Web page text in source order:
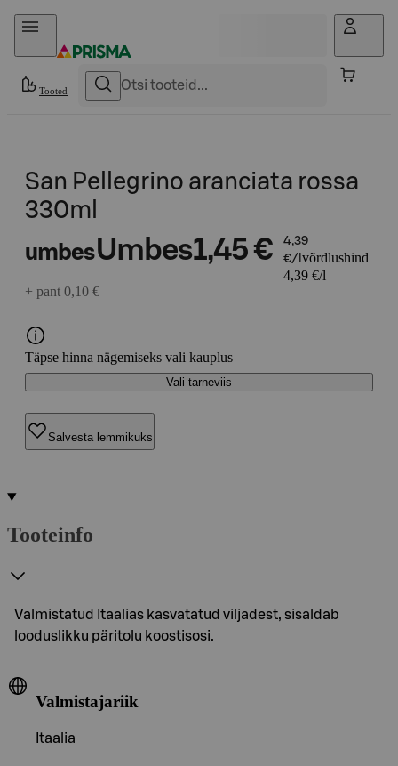
Otse sisu juurde
Tooted
San Pellegrino aranciata rossa
330ml
umbesUmbes1,45 €
4,39
€/l võrdlushind
4,39 €/l
+ pant 0,10 €
Täpse hinna nägemiseks vali kauplus
Vali tarneviis
Salvesta lemmikuks
Tooteinfo
Valmistatud Itaalias kasvatatud viljadest, sisaldab
looduslikku päritolu koostisosi.
Valmistajariik
Itaalia